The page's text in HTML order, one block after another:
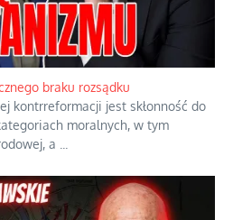
braku rozsądku
kontrreformacji jest skłonność do
moralnych, w tym
a